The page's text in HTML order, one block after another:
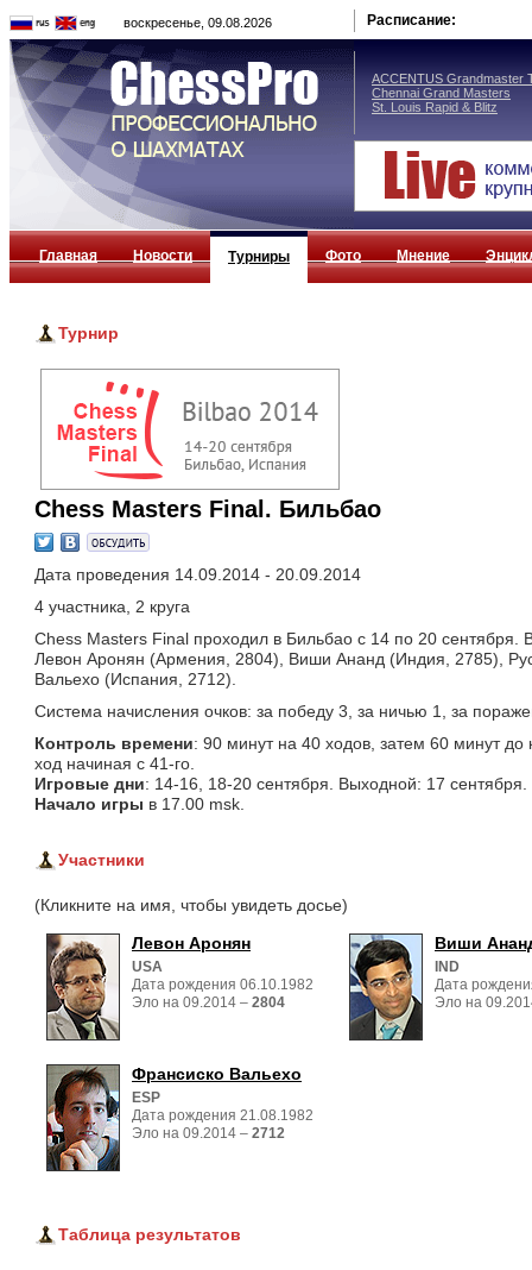
воскресенье, 09.08.2026 Расписание:
ACCENTUS Grandmaster
Chennai Grand Masters
St. Louis Rapid & Blitz
Главная Новости Турниры Фото Мнение
Турнир
Chess Masters Final. Бильбао
Дата проведения 14.09.2014 - 20.09.2014
4 участника, 2 круга
Chess Masters Final проходил в Бильбао с 14 по 20 сентября.
Левон Аронян (Армения, 2804), Виши Ананд (Индия, 2785),
Вальехо (Испания, 2712).
Система начисления очков: за победу 3, за ничью 1, за
Контроль времени: 90 минут на 40 ходов, затем 60 минут
ход начиная с 41-го.
Игровые дни: 14-16, 18-20 сентября. Выходной: 17 сентября.
Начало игры в 17.00 msk.
Участники
(Кликните на имя, чтобы увидеть досье)
Левон Аронян
USA
Дата рождения 06.10.1982
Эло на 09.2014 – 2804
Виши
IND
Дата
Эло на
Франсиско Вальехо
ESP
Дата рождения 21.08.1982
Эло на 09.2014 – 2712
Таблица результатов